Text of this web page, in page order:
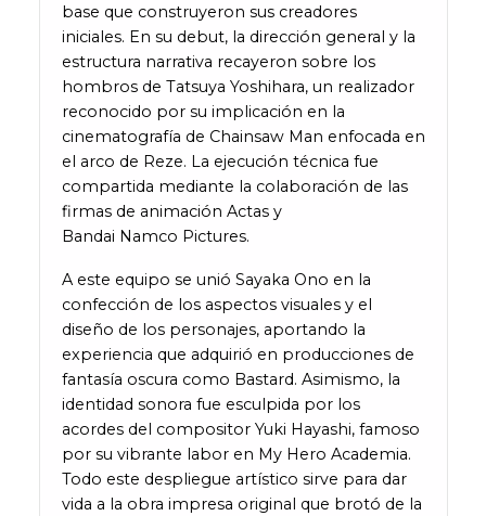
base que construyeron sus creadores
iniciales. En su debut, la dirección general y la
estructura narrativa recayeron sobre los
hombros de Tatsuya Yoshihara, un realizador
reconocido por su implicación en la
cinematografía de Chainsaw Man enfocada en
el arco de Reze. La ejecución técnica fue
compartida mediante la colaboración de las
firmas de animación Actas y
Bandai Namco Pictures.
A este equipo se unió Sayaka Ono en la
confección de los aspectos visuales y el
diseño de los personajes, aportando la
experiencia que adquirió en producciones de
fantasía oscura como Bastard. Asimismo, la
identidad sonora fue esculpida por los
acordes del compositor Yuki Hayashi, famoso
por su vibrante labor en My Hero Academia.
Todo este despliegue artístico sirve para dar
vida a la obra impresa original que brotó de la